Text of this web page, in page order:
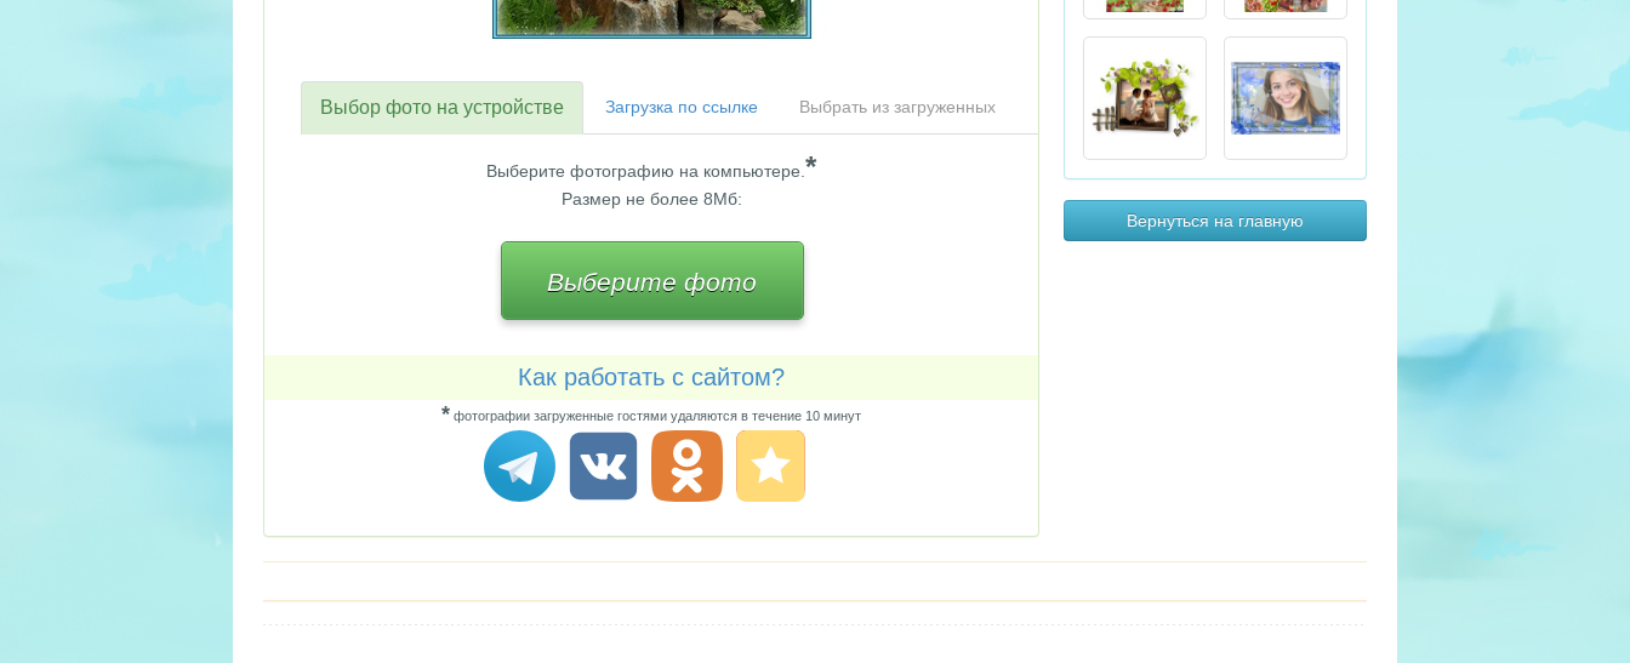
Вернуться на главную
Выбор фото на устройстве Загрузка по ссылке Выбрать из загруженных
Выберите фотографию на компьютере. *
Размер не более 8Мб:
Выберите фото
Как работать с сайтом?
* фотографии загруженные гостями удаляются в течение 10 минут